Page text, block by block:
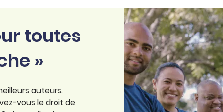
toutes
»
auteurs.
vous le droit de